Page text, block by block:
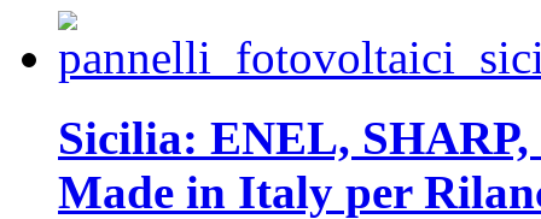
Sicilia: ENEL,
Made in Italy per